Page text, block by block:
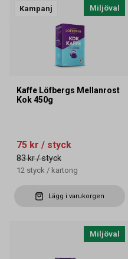
Kampanj Miljöval
Kaffe Löfbergs Mellanrost
Kok 450g
75 kr / styck
83 kr/ styck
12 styck / kartong
Lägg i varukorgen
Miljöval